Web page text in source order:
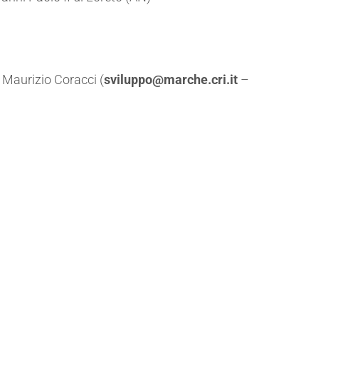
Coracci (sviluppo@marche.cri.it –